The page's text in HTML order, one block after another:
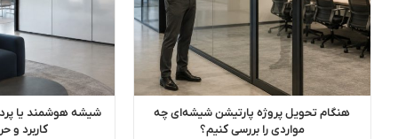
هنگام تحویل پروژه پارتیشن شیشه‌ای چه
مواردی را بررسی کنیم؟
شیشه هوشمند یا
کاربرد